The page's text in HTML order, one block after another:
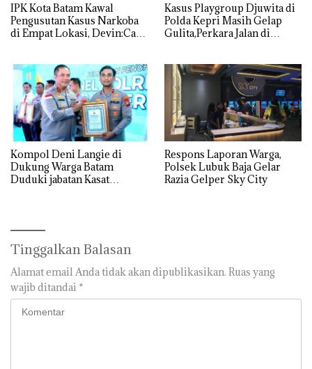
IPK Kota Batam Kawal
Pengusutan Kasus Narkoba
di Empat Lokasi, Devin:Cari
Kasus Playgroup Djuwita di
Polda Kepri Masih Gelap
Gulita,Perkara Jalan di
Kompol Deni Langie di
Dukung Warga Batam
Duduki jabatan Kasat
Respons Laporan Warga,
Polsek Lubuk Baja Gelar
Razia Gelper Sky City
Tinggalkan Balasan
Alamat email Anda tidak akan dipublikasikan. Ruas yang
wajib ditandai *